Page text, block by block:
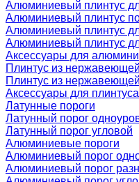
Алюминиевый плинтус
Алюминиевый плинтус
Алюминиевый плинтус
Алюминиевый плинтус
Аксессуары для
Плинтус из
Плинтус из
Аксессуары для
Латунные пороги
Латунный порог
Латунный порог угловой
Алюминиевые пороги
Алюминиевый порог
Алюминиевый порог